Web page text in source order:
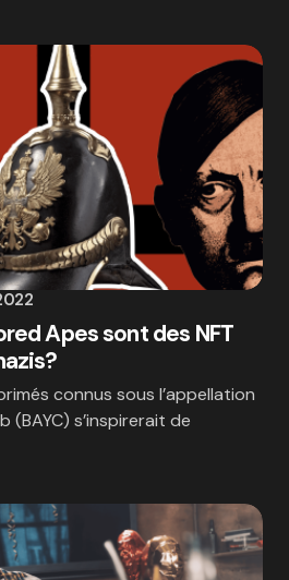
Apes sont des NFT
connus sous l’appellation
(BAYC) s’inspirerait de